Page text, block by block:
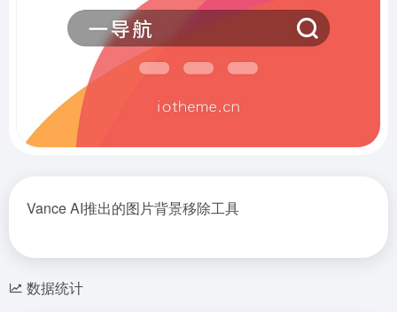
Vance AI推出的图片背景移除工具
数据统计